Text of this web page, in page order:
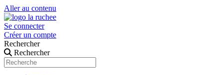
Aller au contenu
Se connecter
Créer un compte
Rechercher
Rechercher